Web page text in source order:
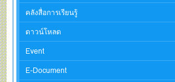
คลังสื่อการเรียนรู้
ดาวน์โหลด
Event
E-Document